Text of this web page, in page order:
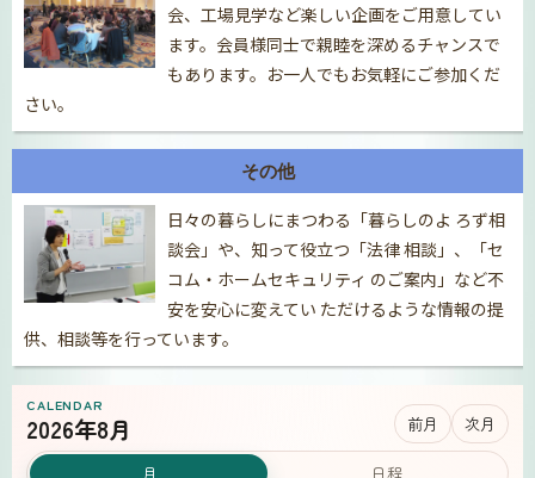
会、工場見学など楽しい企画をご用意してい
ます。会員様同士で親睦を深めるチャンスで
もあります。お一人でもお気軽にご参加くだ
さい。
その他
日々の暮らしにまつわる「暮らしのよ ろず相
談会」や、知って役立つ「法律 相談」、「セ
コム・ホームセキュリティ のご案内」など不
安を安心に変えてい ただけるような情報の提
供、相談等を行っています。